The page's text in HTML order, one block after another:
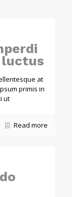
luctus
at
primis in
ut
Read more